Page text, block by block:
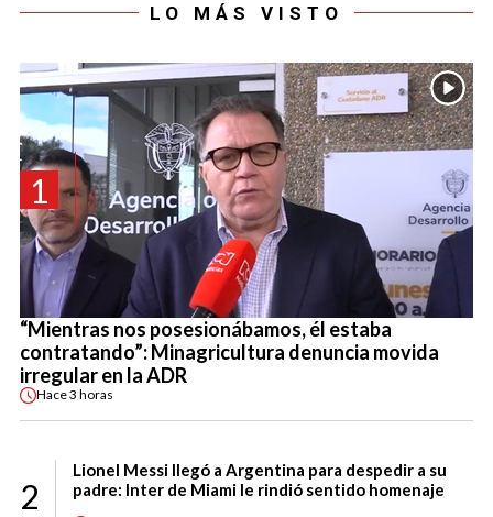
LO MÁS VISTO
1
“Mientras nos posesionábamos, él estaba
contratando”: Minagricultura denuncia movida
irregular en la ADR
Hace3 horas
2
Lionel Messi llegó a Argentina para despedir a su
padre: Inter de Miami le rindió sentido homenaje